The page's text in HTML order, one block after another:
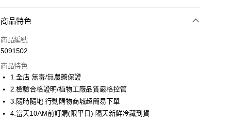
付款方式
信用卡一次付款
Apple Pay
街口支付
悠遊付
商品特色
商品編號
5091502
商品特色
1.全店 無毒/無農藥保證
2.檢驗合格證明/植物工廠品質嚴格控管
3.隨時隨地 行動購物商城超簡易下單
4.當天10AM前訂購(限平日) 隔天新鮮冷藏到貨